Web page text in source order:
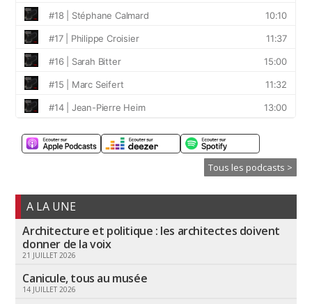
Tous les podcasts >
A LA UNE
Architecture et politique : les architectes doivent
donner de la voix
21 JUILLET 2026
Canicule, tous au musée
14 JUILLET 2026